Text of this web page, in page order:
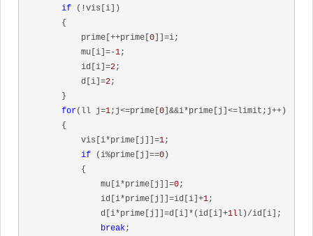
if (!vis[i])
            prime[++prime[
0 ]]=i;
            mu[i]=-
1;
            id[i]=
2;
            d[i]=
2;
for(ll j=1;j<=prime[ 0 ]&&i*prime[j]<=limit;j++)
            vis[i*prime[j]]=
1;
if (i%prime[j]==0 )
                mu[i*prime[j]]=
0;
                id[i*prime[j]]=id[i]+
1;
                d[i*prime[j]]=d[i]*(id[i]+
1ll)/id[i];
break;